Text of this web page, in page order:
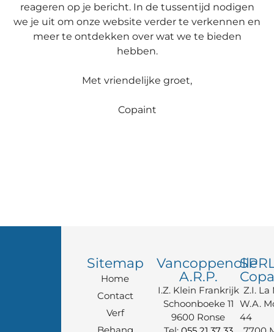
reageren op je bericht. In de tussentijd nodigen
we je uit om onze website verder te verkennen en
meer te ontdekken over wat we te bieden
hebben.
Met vriendelijke groet,
Copaint
Sitemap
Home
Contact
Verf
Vancoppenolle
A.R.P.
I.Z. Klein Frankrijk
Schoonboeke 11
9600 Ronse
Z.I.
W.A.
44